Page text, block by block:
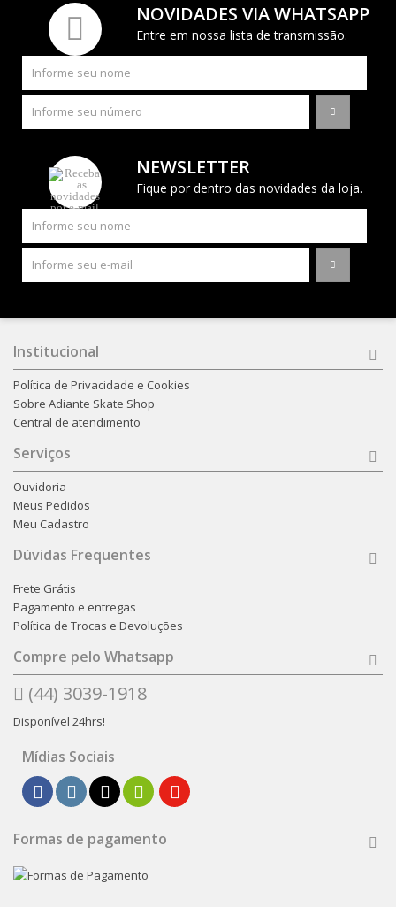
NOVIDADES VIA WHATSAPP
Entre em nossa lista de transmissão.
NEWSLETTER
Fique por dentro das novidades da loja.
Institucional
Política de Privacidade e Cookies
Sobre Adiante Skate Shop
Central de atendimento
Serviços
Ouvidoria
Meus Pedidos
Meu Cadastro
Dúvidas Frequentes
Frete Grátis
Pagamento e entregas
Política de Trocas e Devoluções
Compre pelo Whatsapp
(44) 3039-1918
Disponível 24hrs!
Mídias Sociais
Formas de pagamento